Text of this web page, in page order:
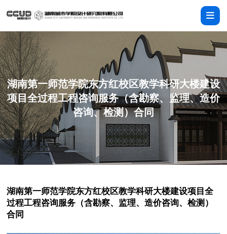
湖南第一师范学院东方红校区教学科研大楼建设
项目全过程工程咨询服务（含勘察、监理、造价
咨询、检测）合同
湖南第一师范学院东方红校区教学科研大楼建设项目全
过程工程咨询服务（含勘察、监理、造价咨询、检测）
合同